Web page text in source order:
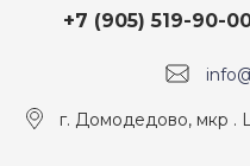
+7 (905) 519-90-
г. Домодедово, мкр .